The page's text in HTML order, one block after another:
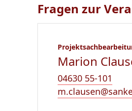
Fragen zur
Marion
04630 55-101